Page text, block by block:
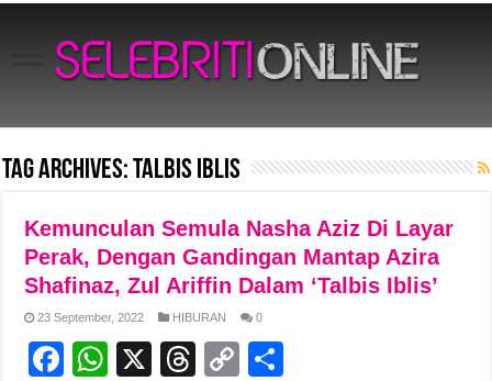
Tag Archives:Talbis Iblis
Kemunculan Semula Nasha Aziz Di Layar
Perak, Dengan Gandingan Mantap Azira
Shafinaz, Zul Ariffin Dalam ‘Talbis Iblis’
23 September, 2022 HIBURAN 0
F
W
X
T
C